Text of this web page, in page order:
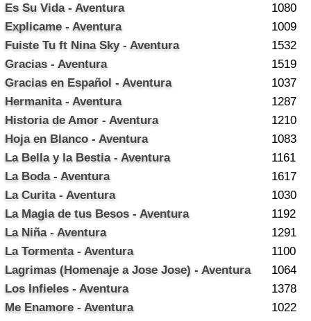
Es Su Vida - Aventura
1080
Explicame - Aventura
1009
Fuiste Tu ft Nina Sky - Aventura
1532
Gracias - Aventura
1519
Gracias en Español - Aventura
1037
Hermanita - Aventura
1287
Historia de Amor - Aventura
1210
Hoja en Blanco - Aventura
1083
La Bella y la Bestia - Aventura
1161
La Boda - Aventura
1617
La Curita - Aventura
1030
La Magia de tus Besos - Aventura
1192
La Niña - Aventura
1291
La Tormenta - Aventura
1100
Lagrimas (Homenaje a Jose Jose) - Aventura
1064
Los Infieles - Aventura
1378
Me Enamore - Aventura
1022